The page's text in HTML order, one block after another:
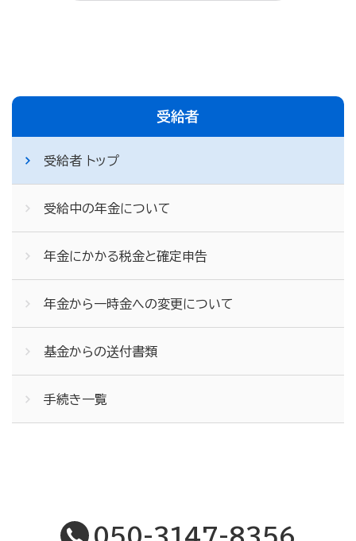
受給者
受給者 トップ
受給中の年金について
年金にかかる税金と確定申告
年金から一時金への変更について
基金からの送付書類
手続き一覧
050-3147-8356